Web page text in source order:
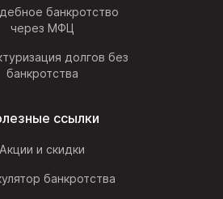
банкротство
через МФЦ
долгов без
банкротства
ссылки
Акции и скидки
банкротства